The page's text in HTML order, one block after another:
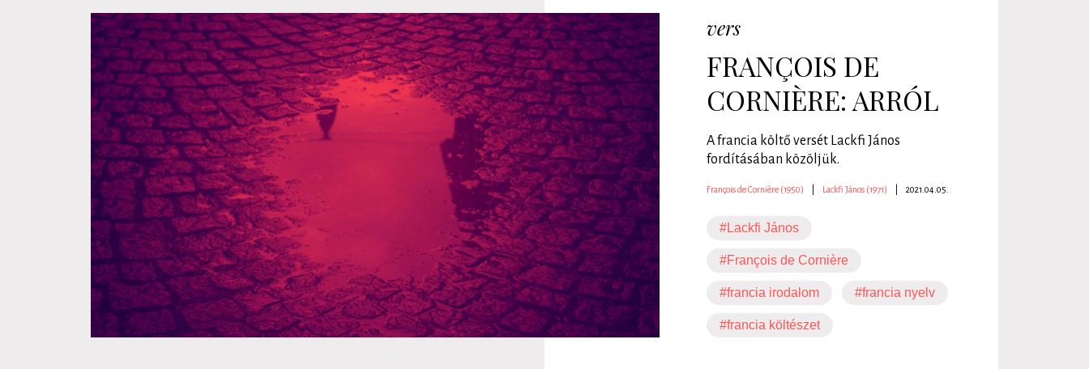
vers
FRANÇOIS DE
CORNIÈRE: ARRÓL
A francia költő versét Lackfi János
fordításában közöljük.
François de Cornière (1950) Lackfi János (1971) 2021.04.05.
#Lackfi János
#François de Cornière
#francia irodalom #francia nyelv
#francia költészet